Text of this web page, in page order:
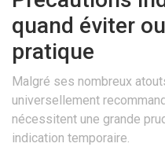
quand éviter
pratique
Malgré ses nombreux
universellement
nécessitent une grande
indication temporaire.